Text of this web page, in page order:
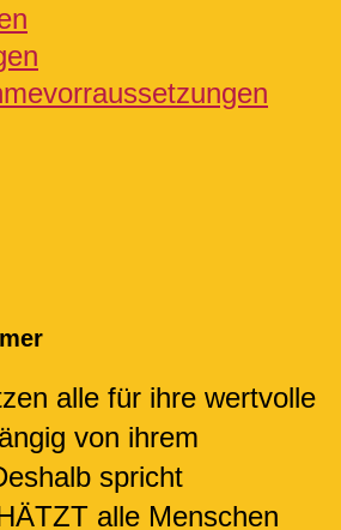
alle für ihre wertvolle
von ihrem
spricht
alle Menschen